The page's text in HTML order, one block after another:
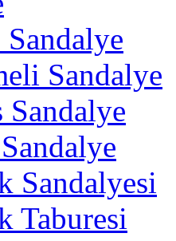
Sandalye
Sandalye
Sandalyesi
Taburesi